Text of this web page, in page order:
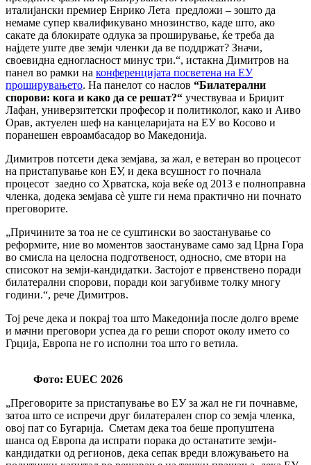
италијански премиер Енрико Лета предложи – зошто да
немаме супер квалификувано мнозинство, каде што, ако
сакате да блокирате одлука за проширување, ќе треба да
најдете уште две земји членки да ве поддржат? Значи,
своевидна едногласност минус три.“, истакна Димитров на
панел во рамки на конференцијата посветена на ЕУ
проширувањето. На панелот со наслов “Билатерални
спорови: кога и како да се решат?“ учествуваа и Бриџит
Лафан, универзитетски професор и политиколог, како и Аиво
Орав, актуелен шеф на канцеларијата на ЕУ во Косово и
поранешен евроамбасадор во Македонија.
Димитров потсети дека земјава, за жал, е ветеран во процесот
на пристапување кон ЕУ, и дека всушност го почнала
процесот заедно со Хрватска, која веќе од 2013 е полноправна
членка, додека земјава сѐ уште ги нема практично ни почнато
преговорите.
„Причините за тоа не се суштински во заостанување со
реформите, ние во моментов заостануваме само зад Црна Гора
во смисла на целосна подготвеност, односно, сме втори на
списокот на земји-кандидатки. Застојот е првенствено поради
билатерални спорови, поради кои загубивме толку многу
години.“, рече Димитров.
Тој рече дека и покрај тоа што Македонија после долго време
и мачни преговори успеа да го реши спорот околу името со
Грција, Европа не го исполни тоа што го ветила.
Фото: EUEC 2026
„Преговорите за пристапување во ЕУ за жал не ги почнавме,
затоа што се испречи друг билатерален спор со земја членка,
овој пат со Бугарија. Сметам дека тоа беше пропуштена
шанса од Европа да испрати порака до останатите земји-
кандидатки од регионов, дека сепак вреди вложувањето на